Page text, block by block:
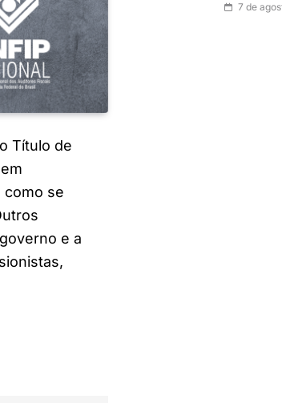
Título de
como se
e a
7 de